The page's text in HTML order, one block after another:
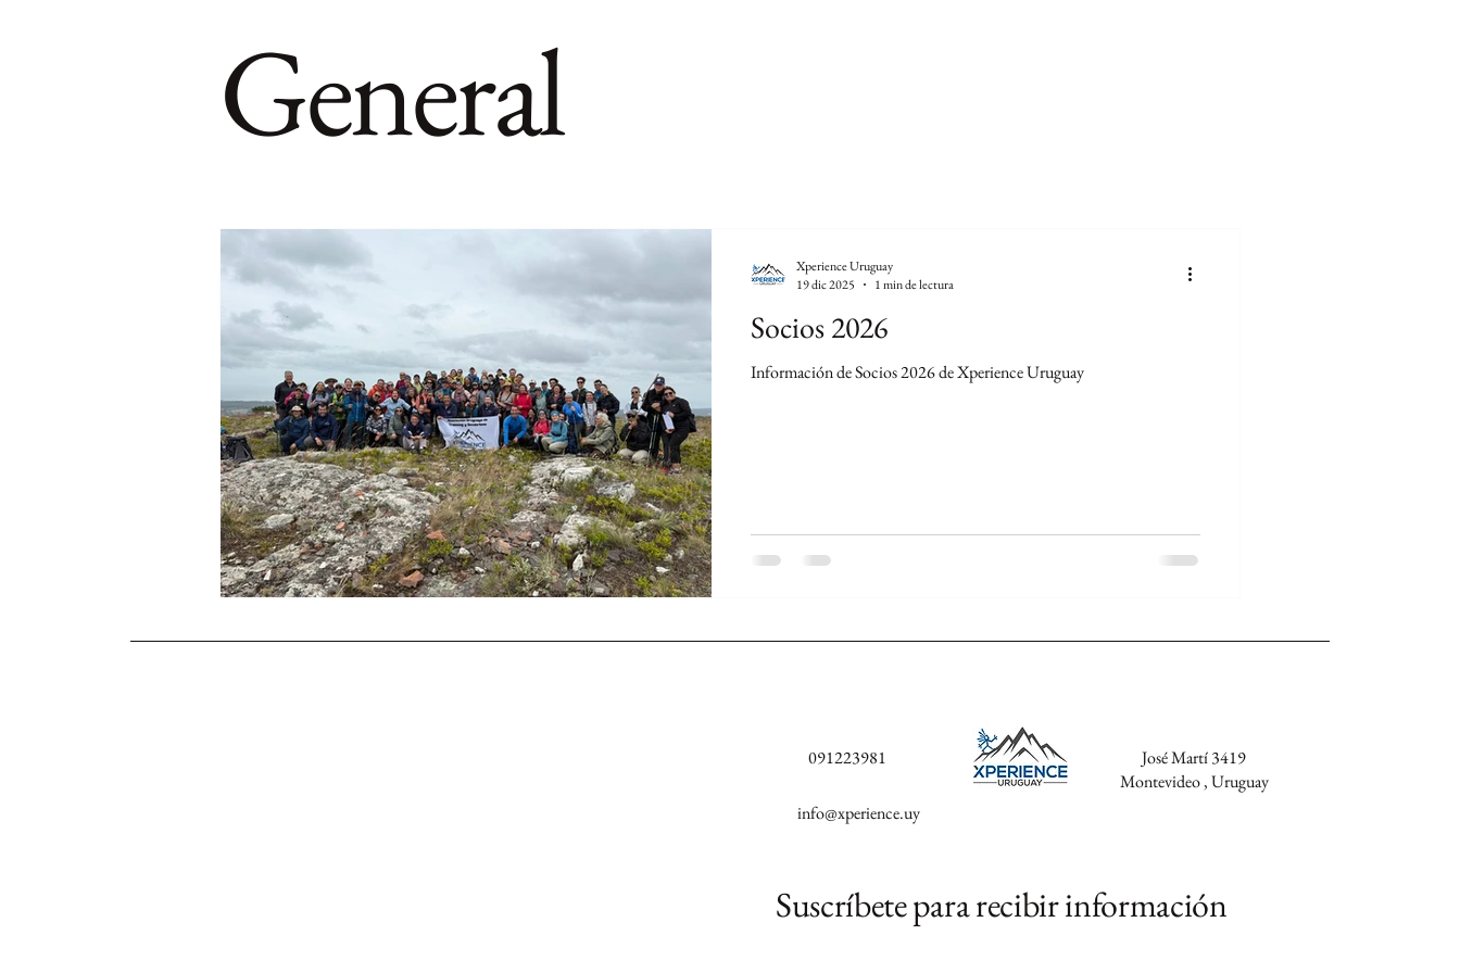
General
Socios 2026
Información de Socios 2026 de Xperience Uruguay
Xperience Uruguay
19 dic 2025
1 min de lectura
091223981
info@xperience.uy
José Martí 3419
Montevideo , Uruguay
Suscríbete para recibir información